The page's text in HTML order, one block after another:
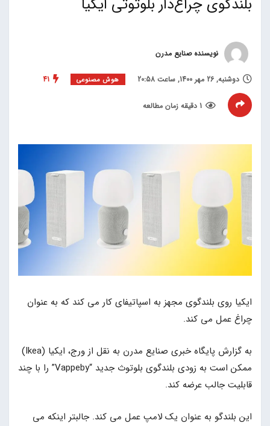
بلندگوی چراغ‌دار بلوتوثی ایکیا
نویسنده صنایع مدرن
دوشنبه, 26 مهر 1400, ساعت 20:58 هوش مصنوعی 41
1 دقیقه زمان مطالعه
ایکیا روی بلندگوی مجهز به اسپاتیفای کار می کند که به عنوان
چراغ عمل می کند.
به گزارش پایگاه خبری صنایع مدرن به نقل از ورج، ایکیا (Ikea)
ممکن است به زودی بلندگوی بلوتوث جدید “Vappeby” را با چند
قابلیت جالب عرضه کند.
این بلندگو به عنوان یک لامپ عمل می کند. جالبتر اینکه می